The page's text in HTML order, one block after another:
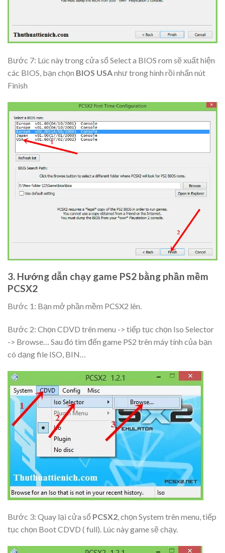
Bước 7: Lúc này trong cửa sổSelect a BIOS rom sẽ xuất hiện
các BIOS, bạn chọn BIOS USAnhư trong hình rồi nhấn nút
Finish
3. Hướng dẫn chạy game PS2 bằng phần mềm
PCSX2
Bước 1: Bạn mở phần mềm PCSX2 lên.
Bước 2: Chọn CDVD trên menu -> tiếp tục chọn Iso Selector
-> Browse…
Sau đó tìm đến game PS2 trên máy tính của bạn
có dạng file ISO, BIN…
Bước 3: Quay lại cửa sổ PCSX2, chọn System trên menu, tiếp
tục chọn Boot CDVD ( full). Lúc này game sẽ chạy.